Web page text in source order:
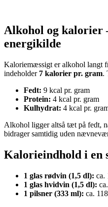
Alkohol og kalorier
energikilde
Kaloriemæssigt er alkohol langt
indeholder 7 kalorier pr. gram.
Fedt: 9 kcal pr. gram
Protein: 4 kcal pr. gram
Kulhydrat: 4 kcal pr.
Alkohol ligger altså tæt på fedt,
bidrager samtidig uden
Kalorieindhold i en
1 glas rødvin (1,5 dl): ca.
1 glas hvidvin (1,5 dl):
1 pilsner (333 ml): ca.